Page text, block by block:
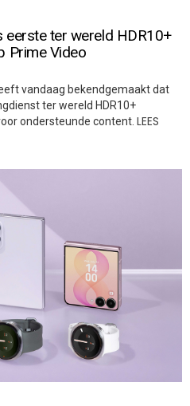
eerste ter wereld HDR10+
Prime Video
vandaag bekendgemaakt dat
ter wereld HDR10+
ondersteunde content. LEES